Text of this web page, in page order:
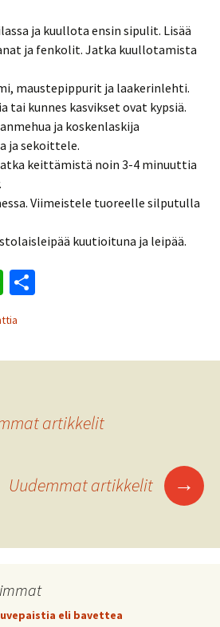
ja kuullota ensin sipulit. Lisää
ja fenkolit. Jatka kuullotamista
maustepippurit ja laakerinlehti.
tai kunnes kasvikset ovat kypsiä.
ja koskenlaskija
ja sekoittele.
keittämistä noin 3-4 minuuttia
Viimeistele tuoreelle silputulla
kuutioituna ja leipää.
W
h
at
sA e
artikkelit
Uudemmat artikkelit →
eli bavettea